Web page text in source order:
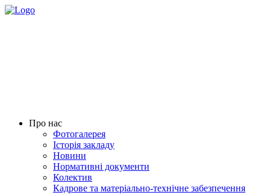
Про нас
Фотогалерея
Історія закладу
Новини
Нормативні документи
Колектив
Кадрове та матеріально-технічне забезпечення